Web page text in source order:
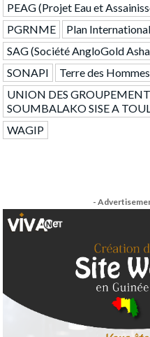
PEAG (Projet Eau et
PGRNME
Plan International
SAG (Société AngloGold
SONAPI
Terre des
UNION DES
SOUMBALAKO SISE A
WAGIP
-